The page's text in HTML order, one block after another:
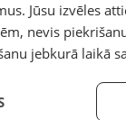
neiztikt bez
Dzintara Līča
Jūsu izvēles
nevis
jebkurā laikā